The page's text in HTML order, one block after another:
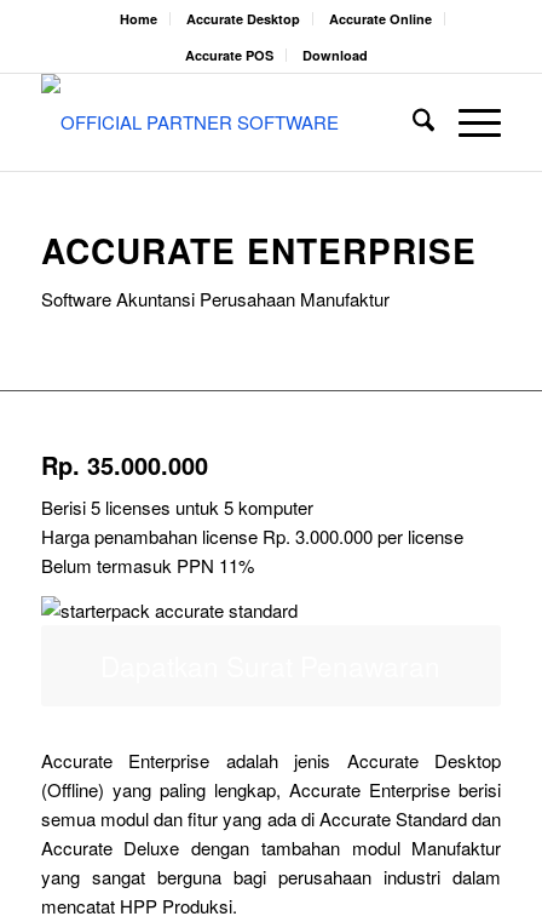
Home Accurate Desktop
Accurate Online
Accurate POS
Download
ACCURATE ENTERPRISE
Software Akuntansi Perusahaan Manufaktur
Rp. 35.000.000
Berisi 5 licenses untuk 5 komputer
Harga penambahan license Rp. 3.000.000 per license
Belum termasuk PPN 11%
Accurate Enterprise adalah jenis Accurate Desktop
(Offline) yang paling lengkap, Accurate Enterprise berisi
semua modul dan fitur yang ada di Accurate Standard dan
Accurate Deluxe dengan tambahan modul Manufaktur
yang sangat berguna bagi perusahaan industri dalam
mencatat HPP Produksi.